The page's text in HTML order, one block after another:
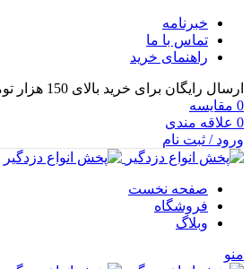
خبرنامه
تماس با ما
راهنمای خرید
ارسال رایگان برای خرید بالای 150 هزار تومان
0 مقايسه
0 علاقه مندی
ورود / ثبت نام
صفحه نخست
فروشگاه
وبلاگ
منو